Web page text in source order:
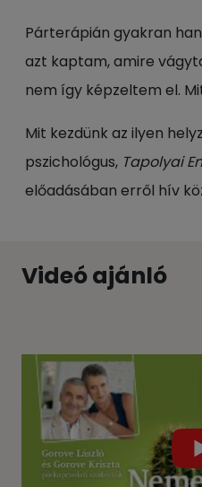
Párterápián gyakran
azt kaptam, amire
nem így képzeltem el.
Mit kezdünk az ilyen
pszichológus, Tapolyai
előadásában erről hív
Videó ajánló